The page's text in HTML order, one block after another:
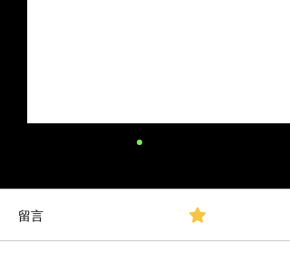
聲：交響樂團的收音秘訣
原始文章 採訪對象：BSO 現
場混音工程師 Steve Colby作
留言